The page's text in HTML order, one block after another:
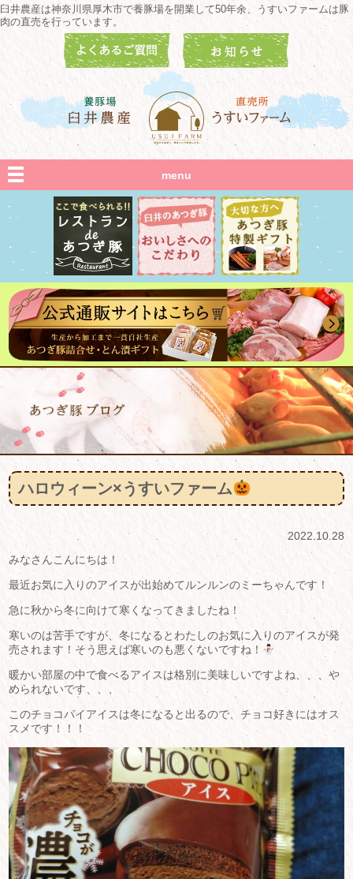
臼井農産は神奈川県厚木市で養豚場を開業して50年余、うすいファームは豚
肉の直売を行っています。
menu
ハロウィーン×うすいファーム
2022.10.28
みなさんこんにちは！
最近お気に入りのアイスが出始めてルンルンのミーちゃんです！
急に秋から冬に向けて寒くなってきましたね！
寒いのは苦手ですが、冬になるとわたしのお気に入りのアイスが発
売されます！そう思えば寒いのも悪くないですね！
暖かい部屋の中で食べるアイスは格別に美味しいですよね、、、や
められないです、、、
このチョコパイアイスは冬になると出るので、チョコ好きにはオス
スメです！！！